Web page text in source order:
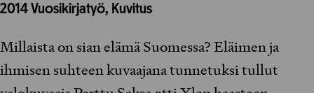
2014Vuosikirjatyö, Kuvitus
Millaista on sian elämä Suomessa? Eläimen ja
ihmisen suhteen kuvaajana tunnetuksi tullut